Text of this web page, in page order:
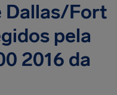
Dallas/Fort
pela
2016 da